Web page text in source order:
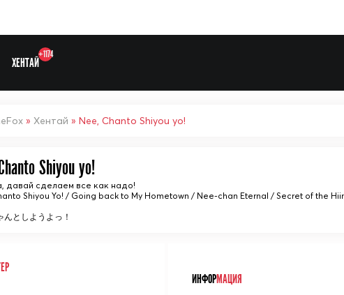
Выберите одну категорию
ХЕНТАЙ
+1174
» Хентай » Nee, Chanto Shiyou yo!
Shiyou yo!
давай сделаем все как надо!
Shiyou Yo! / Going back to My Hometown / Nee-chan Eternal / Secret of the
んとしようよっ！
ИНФОРМАЦИЯ